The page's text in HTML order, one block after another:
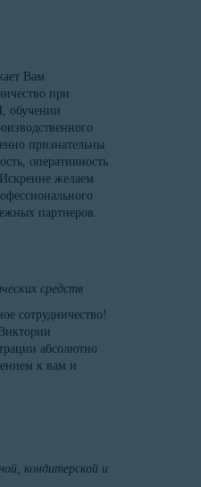
Вам
при
обучении
признательны
оперативность
желаем
партнеров.
средств
сотрудничество!
абсолютно
к вам и
кондитерской и